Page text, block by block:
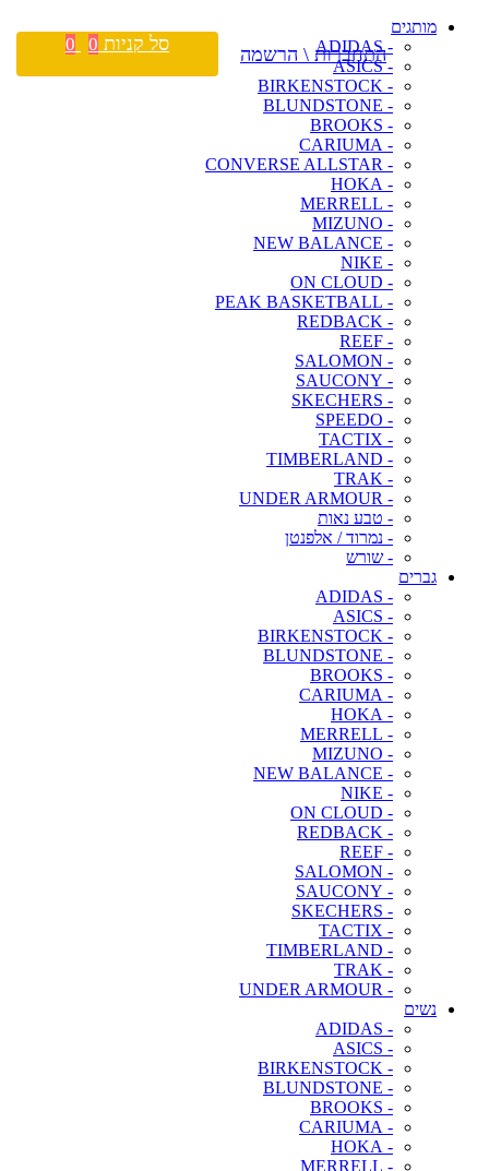
מותגים
- ADIDAS
- ASICS
- BIRKENSTOCK
- BLUNDSTONE
- BROOKS
- CARIUMA
- CONVERSE ALLSTAR
- HOKA
- MERRELL
- MIZUNO
- NEW BALANCE
- NIKE
- ON CLOUD
- PEAK BASKETBALL
- REDBACK
- REEF
- SALOMON
- SAUCONY
- SKECHERS
- SPEEDO
- TACTIX
- TIMBERLAND
- TRAK
- UNDER ARMOUR
- טבע נאות
- נמרוד / אלפנטן
- שורש
גברים
- ADIDAS
- ASICS
- BIRKENSTOCK
- BLUNDSTONE
- BROOKS
- CARIUMA
- HOKA
- MERRELL
- MIZUNO
- NEW BALANCE
- NIKE
- ON CLOUD
- REDBACK
- REEF
- SALOMON
- SAUCONY
- SKECHERS
- TACTIX
- TIMBERLAND
- TRAK
- UNDER ARMOUR
נשים
- ADIDAS
- ASICS
- BIRKENSTOCK
- BLUNDSTONE
- BROOKS
- CARIUMA
- HOKA
- MERRELL
התחברות \ הרשמה סל קניות 0
0